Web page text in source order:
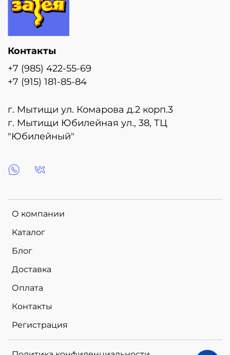
О компании
Каталог
Блог
Доставка
Оплата
Контакты
Регистрация
Контакты
+7 (985) 422-55-69
+7 (915) 181-85-84
г. Мытищи ул. Комарова д.2 корп.3
г. Мытищи Юбилейная ул., 38, ТЦ
"Юбилейный"